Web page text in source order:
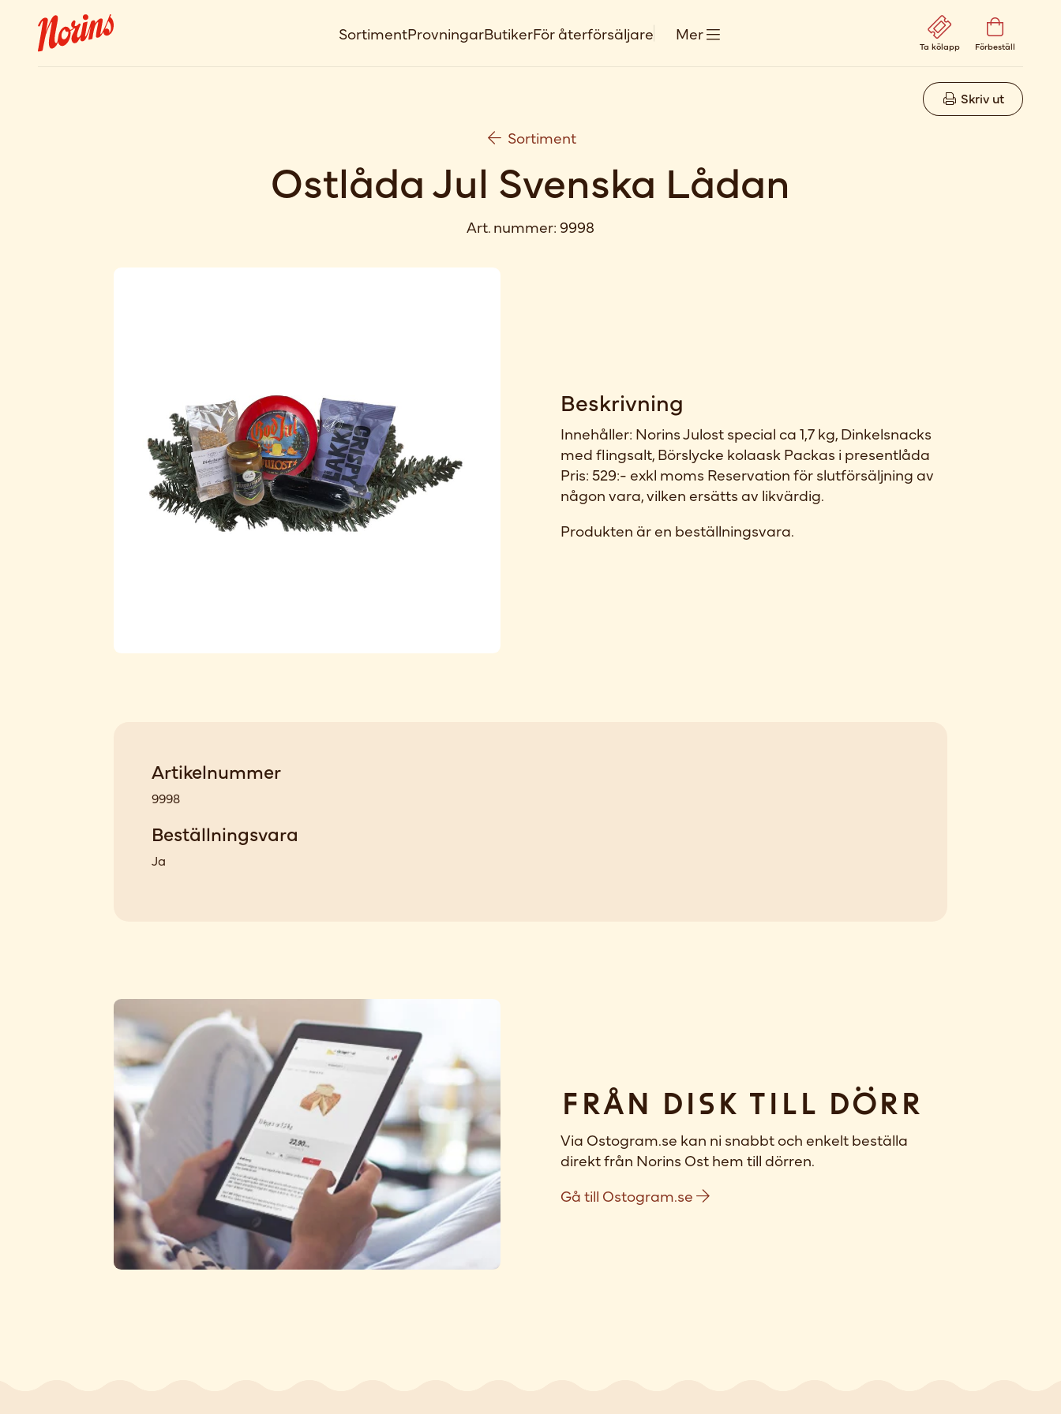
SortimentProvningarButikerFör återförsäljare Mer
Ta kölapp Förbeställ
Skriv ut
Sortiment
Ostlåda Jul Svenska Lådan
Art. nummer:9998
Beskrivning
Innehåller: Norins Julost special ca 1,7 kg, Dinkelsnacks
med flingsalt, Börslycke kolaask Packas i presentlåda
Pris: 529:- exkl moms Reservation för slutförsäljning av
någon vara, vilken ersätts av likvärdig.
Produkten är en beställningsvara.
Artikelnummer
9998
Beställningsvara
Ja
Från disk till dörr
Via Ostogram.se kan ni snabbt och enkelt beställa
direkt från Norins Ost hem till dörren.
Gå till Ostogram.se